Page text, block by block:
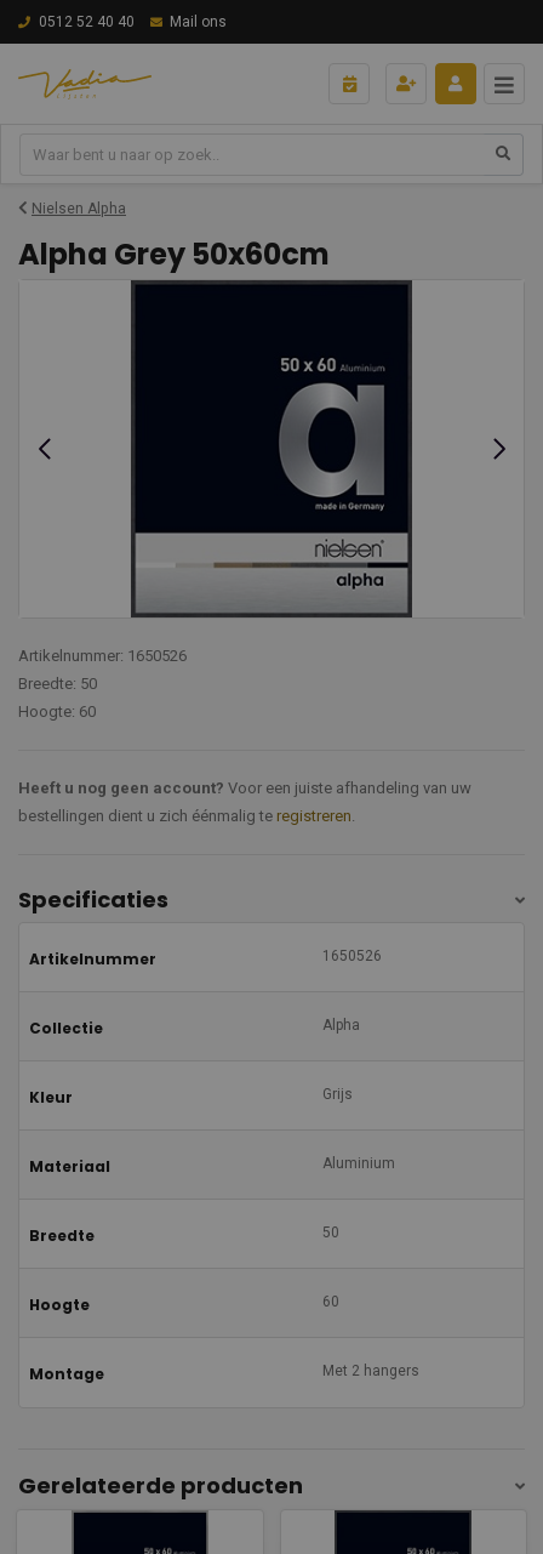
0512 52 40 40 Mail ons
Nielsen Alpha
Alpha Grey 50x60cm
Artikelnummer: 1650526
Breedte: 50
Hoogte: 60
Heeft u nog geen account? Voor een juiste afhandeling van uw
bestellingen dient u zich éénmalig te registreren.
Specificaties
Artikelnummer 1650526
Collectie Alpha
Kleur Grijs
Materiaal Aluminium
Breedte 50
Hoogte 60
Montage Met 2 hangers
Gerelateerde producten